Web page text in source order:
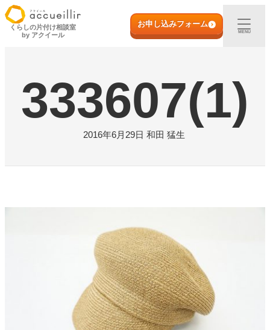
内
容
初めての方へ
宅配買取
店頭買取
ご利用実例
店舗一覧
よくある質問
お問い合わせ
くらしの片付け相談室
by アクイール
お申し込みフォーム
MENU
333607(1)
2016年6月29日 和田 猛生